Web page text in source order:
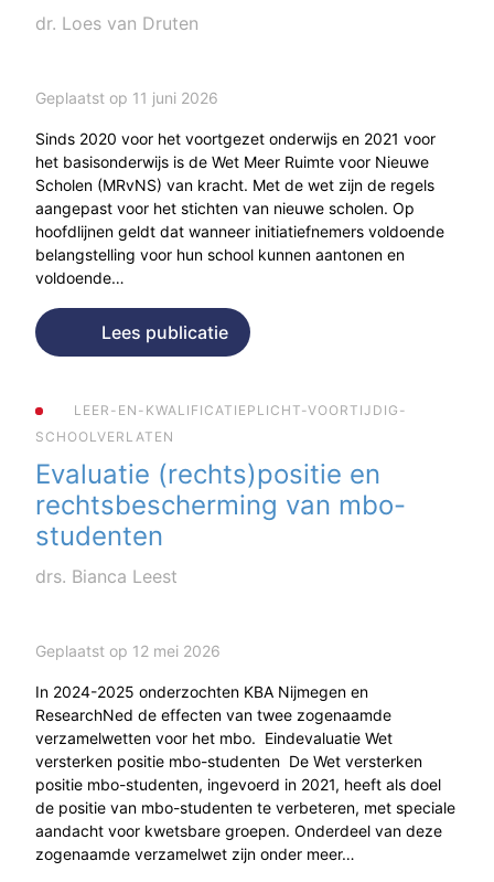
dr. Loes van Druten
Geplaatst op 11 juni 2026
Sinds 2020 voor het voortgezet onderwijs en 2021 voor
het basisonderwijs is de Wet Meer Ruimte voor Nieuwe
Scholen (MRvNS) van kracht. Met de wet zijn de regels
aangepast voor het stichten van nieuwe scholen. Op
hoofdlijnen geldt dat wanneer initiatiefnemers voldoende
belangstelling voor hun school kunnen aantonen en
voldoende…
Lees publicatie
LEER-EN-KWALIFICATIEPLICHT-VOORTIJDIG-
SCHOOLVERLATEN
Evaluatie (rechts)positie en
rechtsbescherming van mbo-
studenten
drs. Bianca Leest
Geplaatst op 12 mei 2026
In 2024-2025 onderzochten KBA Nijmegen en
ResearchNed de effecten van twee zogenaamde
verzamelwetten voor het mbo. Eindevaluatie Wet
versterken positie mbo-studenten De Wet versterken
positie mbo-studenten, ingevoerd in 2021, heeft als doel
de positie van mbo-studenten te verbeteren, met speciale
aandacht voor kwetsbare groepen. Onderdeel van deze
zogenaamde verzamelwet zijn onder meer…